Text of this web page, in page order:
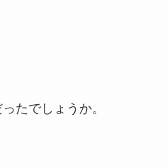
たでしょうか。